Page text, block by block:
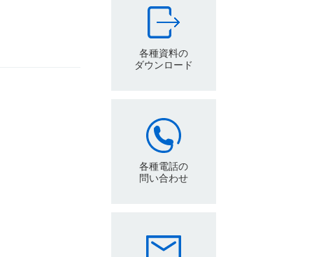
各種資料の
ダウンロード
各種電話の
問い合わせ